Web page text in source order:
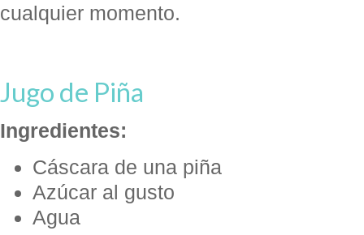
cualquier momento.
Jugo de Piña
Ingredientes:
Cáscara de una piña
Azúcar al gusto
Agua